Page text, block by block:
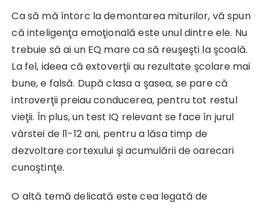
Ca să mă întorc la demontarea miturilor, vă spun
că inteligenţa emoţională este unul dintre ele. Nu
trebuie să ai un EQ mare ca să reuşeşti la şcoală.
La fel, ideea că extoverţii au rezultate şcolare mai
bune, e falsă. După clasa a şasea, se pare că
introverţii preiau conducerea, pentru tot restul
vieţii. În plus, un test IQ relevant se face în jurul
vârstei de l1-12 ani, pentru a lăsa timp de
dezvoltare cortexului şi acumulării de oarecari
cunoştinţe.
O altă temă delicată este cea legată de